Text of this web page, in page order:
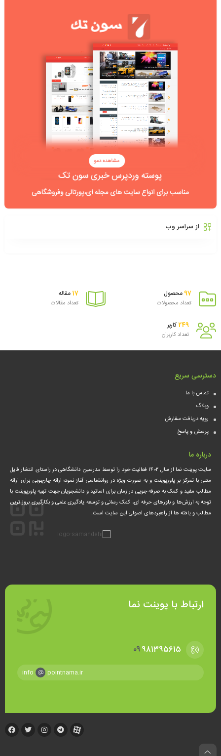
از سراسر وب
97محصول
تعداد محصولات
17 مقاله
تعداد مقالات
249 کاربر
تعداد کاربران
دسترسی سریع
تماس با ما
وبلاگ
رویه دریافت سفارش
پرسش و پاسخ
درباره ما
سایت پوینت نما از سال ۱۴۰۲ فعالیت خود را توسط مدرسین دانشگاهی در راستای انتشار فایل
متنی با تمرکز بر پاورپوینت و به صورت ویژه در روانشناسی آغاز نمود؛ ارائه چارچوبی برای ارائه
مطالب مفید و کمک‌ به صرفه جویی در زمان برای اساتید و دانشجویان جهت تهیه پاورپوینت با
توجه به ارزش‌ها و باورهای حرفه ای، کمک‌ رسانی و توسعه یادگیری علمی و بکارگیری بروز ترین
مطالب و یافته ها از راهبردهای اصولی این سایت است.
ارتباط با پوینت نما
۰۹۹۸۱۳۹۵۶۱۵
info pointnama.ir